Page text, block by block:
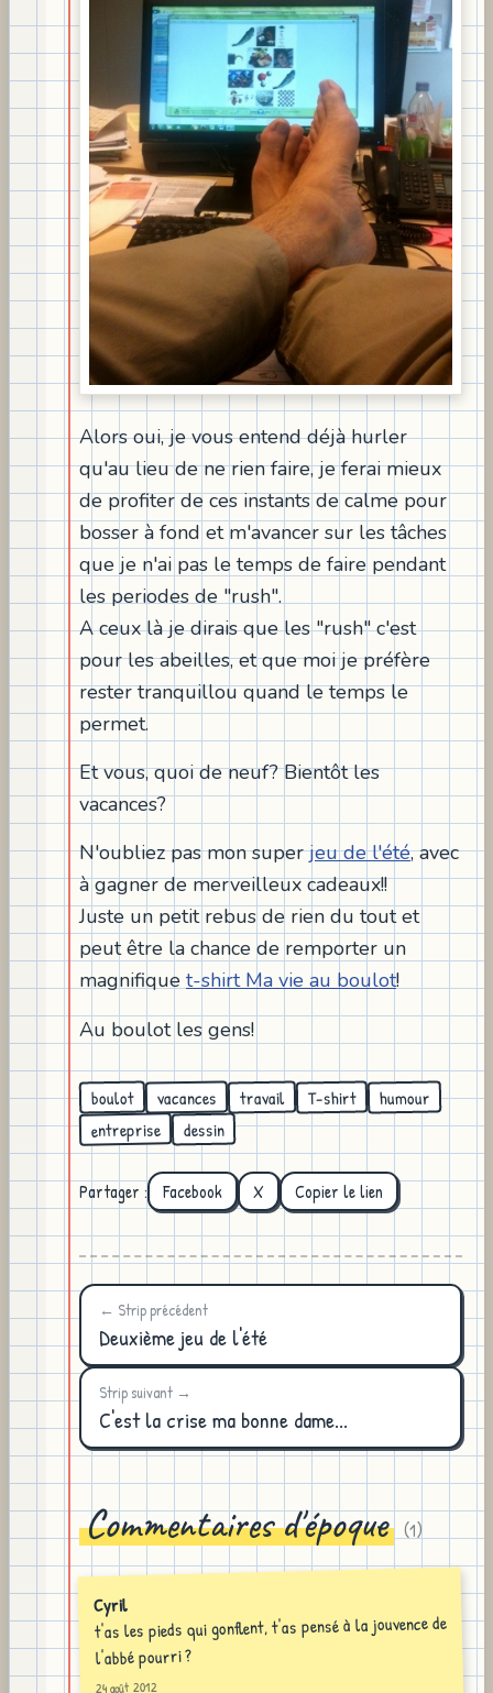
Alors oui, je vous entend déjà hurler
qu'au lieu de ne rien faire, je ferai mieux
de profiter de ces instants de calme pour
bosser à fond et m'avancer sur les tâches
que je n'ai pas le temps de faire pendant
les periodes de "rush".
A ceux là je dirais que les "rush" c'est
pour les abeilles, et que moi je préfère
rester tranquillou quand le temps le
permet.
Et vous, quoi de neuf? Bientôt les
vacances?
N'oubliez pas mon superjeu de l'été, avec
à gagner de merveilleux cadeaux!!
Juste un petit rebus de rien du tout et
peut être la chance de remporter un
magnifique t-shirt Ma vie au boulot!
Au boulot les gens!
boulot vacances travail T-shirt humour
entreprise dessin
Partager : Facebook X Copier le lien
← Strip précédent
Deuxième jeu de l'été
Strip suivant →
C'est la crise ma bonne dame...
Commentaires d'époque (1)
Cyril
t'as les pieds qui gonflent, t'as pensé à la jouvence de
l'abbé pourri ?
24 août 2012